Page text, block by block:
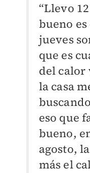
“Llevo
bueno
jueves
que es
del calor
la casa
eso que
bueno,
agosto,
más el